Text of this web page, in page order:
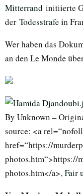
Mitterrand initiierte
der Todesstrafe in
Wer haben das
an den Le Monde
By Unknown –
source: <a
href=“https://
photos.htm“>https://
photos.htm</a>, Fair